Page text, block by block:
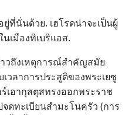
ที่​นั่น​ด้วย. เฮโรด​น่า​จะ​เป็น​ผู้​
เมือง​ทิเบริแอส.
ว​ถึง​เหตุ​การณ์​สำคัญ​สมัย​
วลา​การ​ประสูติ​ของ​พระ​เยซู
เอากุสตุส​ทรง​ออก​พระ​ราช
ทะเบียน​สำมะโนครัว (การ​